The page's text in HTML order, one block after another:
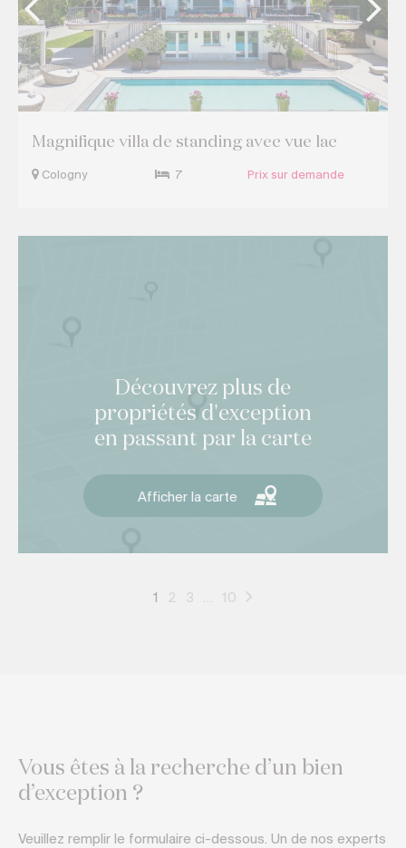
Magnifique villa de standing avec vue lac
Cologny 7 Prix sur demande
Découvrez plus de
propriétés d'exception
en passant par la carte
Afficher la carte
1 2 3 … 10
Vous êtes à la recherche d’un bien
d’exception ?
Veuillez remplir le formulaire ci-dessous. Un de nos experts